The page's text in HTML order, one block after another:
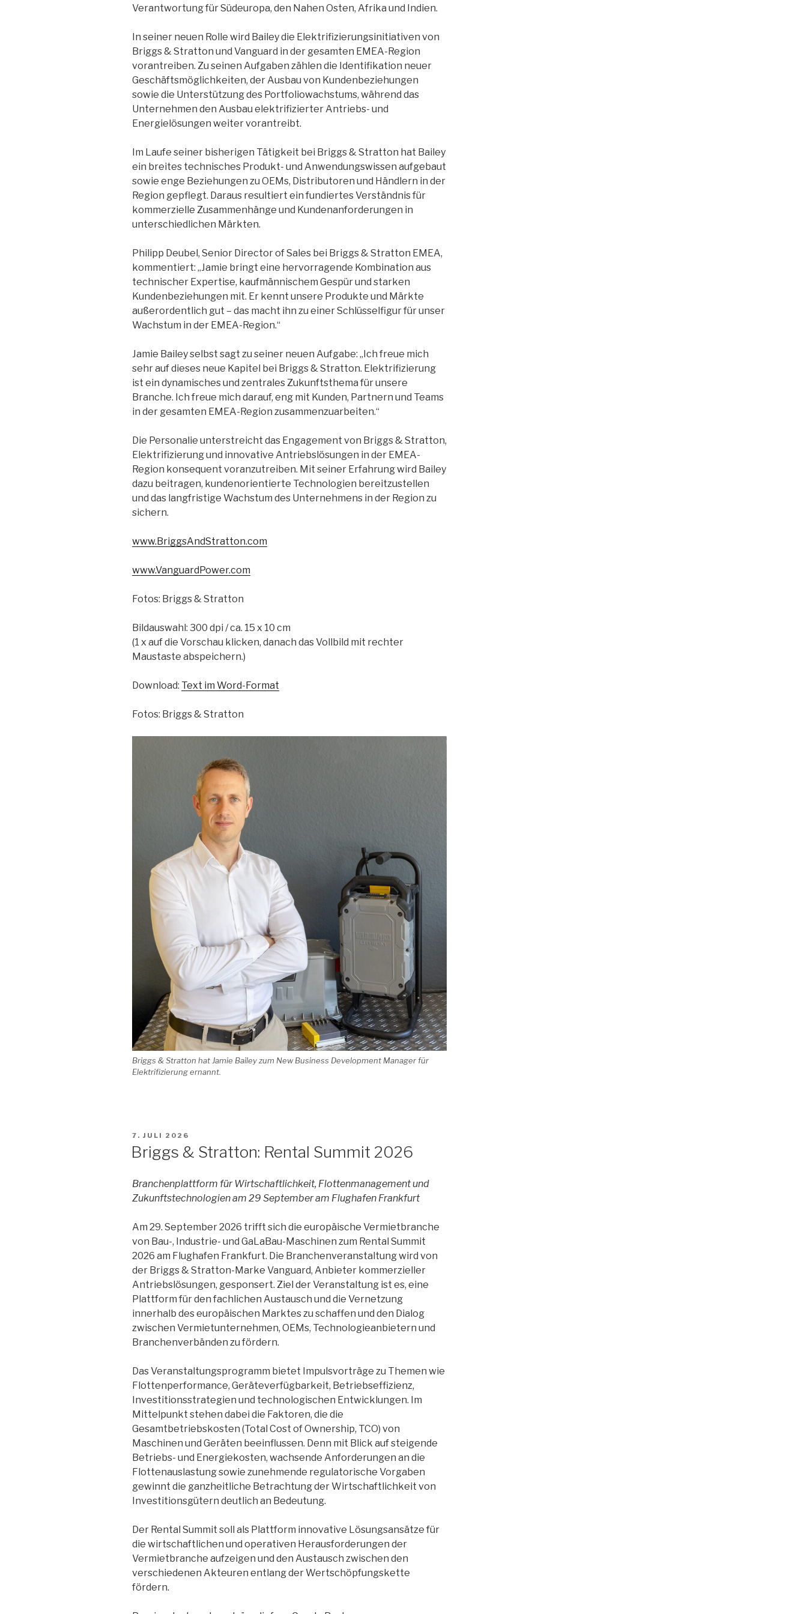
Verantwortung für Südeuropa, den Nahen Osten, Afrika und Indien.
In seiner neuen Rolle wird Bailey die Elektrifizierungsinitiativen von
Briggs & Stratton und Vanguard in der gesamten EMEA-Region
vorantreiben. Zu seinen Aufgaben zählen die Identifikation neuer
Geschäftsmöglichkeiten, der Ausbau von Kundenbeziehungen
sowie die Unterstützung des Portfoliowachstums, während das
Unternehmen den Ausbau elektrifizierter Antriebs- und
Energielösungen weiter vorantreibt.
Im Laufe seiner bisherigen Tätigkeit bei Briggs & Stratton hat Bailey
ein breites technisches Produkt- und Anwendungswissen aufgebaut
sowie enge Beziehungen zu OEMs, Distributoren und Händlern in der
Region gepflegt. Daraus resultiert ein fundiertes Verständnis für
kommerzielle Zusammenhänge und Kundenanforderungen in
unterschiedlichen Märkten.
Philipp Deubel, Senior Director of Sales bei Briggs & Stratton EMEA,
kommentiert: „Jamie bringt eine hervorragende Kombination aus
technischer Expertise, kaufmännischem Gespür und starken
Kundenbeziehungen mit. Er kennt unsere Produkte und Märkte
außerordentlich gut – das macht ihn zu einer Schlüsselfigur für unser
Wachstum in der EMEA-Region.“
Jamie Bailey selbst sagt zu seiner neuen Aufgabe: „Ich freue mich
sehr auf dieses neue Kapitel bei Briggs & Stratton. Elektrifizierung
ist ein dynamisches und zentrales Zukunftsthema für unsere
Branche. Ich freue mich darauf, eng mit Kunden, Partnern und Teams
in der gesamten EMEA-Region zusammenzuarbeiten.“
Die Personalie unterstreicht das Engagement von Briggs & Stratton,
Elektrifizierung und innovative Antriebslösungen in der EMEA-
Region konsequent voranzutreiben. Mit seiner Erfahrung wird Bailey
dazu beitragen, kundenorientierte Technologien bereitzustellen
und das langfristige Wachstum des Unternehmens in der Region zu
sichern.
www.BriggsAndStratton.com
www.VanguardPower.com
Fotos: Briggs & Stratton
Bildauswahl: 300 dpi / ca. 15 x 10 cm
(1 x auf die Vorschau klicken, danach das Vollbild mit rechter
Maustaste abspeichern.)
Download: Text im Word-Format
Fotos: Briggs & Stratton
Briggs & Stratton hat Jamie Bailey zum New Business Development Manager für
Elektrifizierung ernannt.
VERÖFFENTLICHT
7. JULI 2026
Briggs & Stratton: Rental Summit 2026
Branchenplattform für Wirtschaftlichkeit, Flottenmanagement und
Zukunftstechnologien am 29 September am Flughafen Frankfurt
Am 29. September 2026 trifft sich die europäische Vermietbranche
von Bau-, Industrie- und GaLaBau-Maschinen zum Rental Summit
2026 am Flughafen Frankfurt. Die Branchenveranstaltung wird von
der Briggs & Stratton-Marke Vanguard, Anbieter kommerzieller
Antriebslösungen, gesponsert. Ziel der Veranstaltung ist es, eine
Plattform für den fachlichen Austausch und die Vernetzung
innerhalb des europäischen Marktes zu schaffen und den Dialog
zwischen Vermietunternehmen, OEMs, Technologieanbietern und
Branchenverbänden zu fördern.
Das Veranstaltungsprogramm bietet Impulsvorträge zu Themen wie
Flottenperformance, Geräteverfügbarkeit, Betriebseffizienz,
Investitionsstrategien und technologischen Entwicklungen. Im
Mittelpunkt stehen dabei die Faktoren, die die
Gesamtbetriebskosten (Total Cost of Ownership, TCO) von
Maschinen und Geräten beeinflussen. Denn mit Blick auf steigende
Betriebs- und Energiekosten, wachsende Anforderungen an die
Flottenauslastung sowie zunehmende regulatorische Vorgaben
gewinnt die ganzheitliche Betrachtung der Wirtschaftlichkeit von
Investitionsgütern deutlich an Bedeutung.
Der Rental Summit soll als Plattform innovative Lösungsansätze für
die wirtschaftlichen und operativen Herausforderungen der
Vermietbranche aufzeigen und den Austausch zwischen den
verschiedenen Akteuren entlang der Wertschöpfungskette
fördern.